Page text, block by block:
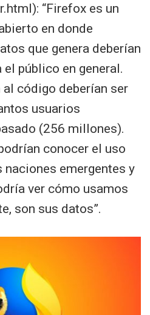
“Firefox es un
en donde
que genera deberían
público en general.
código deberían ser
usuarios
(256 millones).
conocer el uso
naciones emergentes y
ver cómo usamos
son sus datos”.